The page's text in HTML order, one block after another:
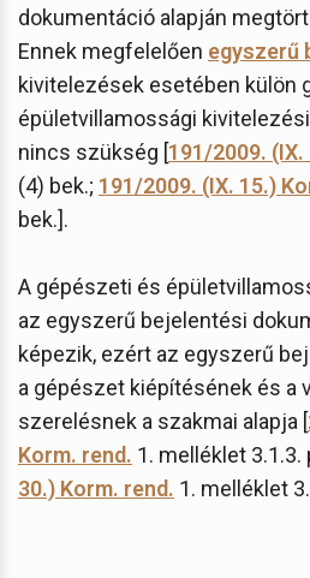
dokumentáció alapján
Ennek megfelelően egyszerű
kivitelezések esetében külön
épületvillamossági
nincs szükség [191/2009.
(4) bek.; 191/2009. (IX. 15.)
bek.].
A gépészeti és
az egyszerű bejelentési
képezik, ezért az egyszerű
a gépészet kiépítésének és a
szerelésnek a szakmai alapja [
Korm. rend. 1. melléklet 3.1.3.
30.) Korm. rend. 1. melléklet